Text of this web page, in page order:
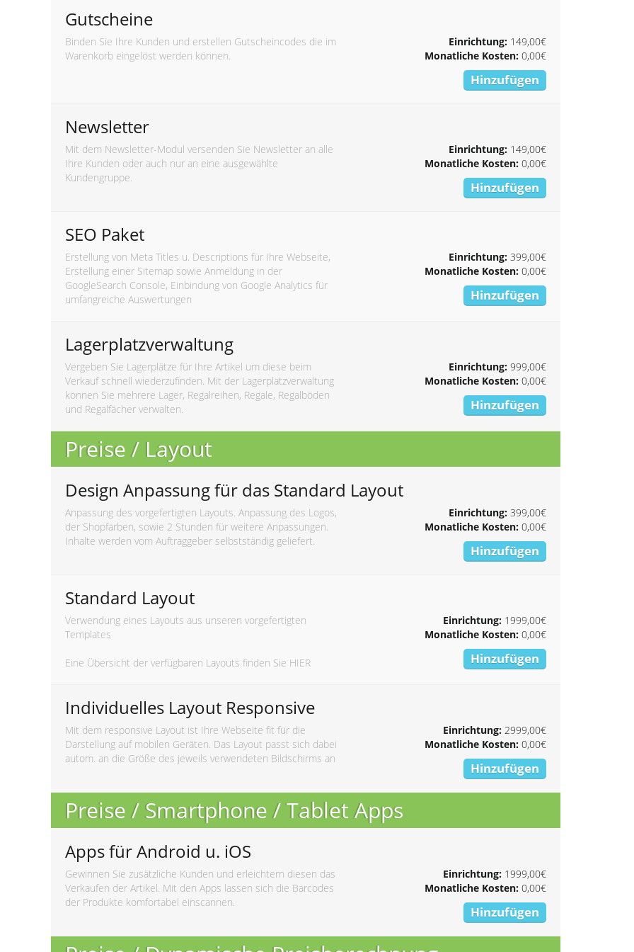
Gutscheine
Binden Sie Ihre Kunden und erstellen Gutscheincodes die im
Warenkorb eingelöst werden können.
Einrichtung:149,00€
Monatliche Kosten:0,00€
Hinzufügen
Newsletter
Mit dem Newsletter-Modul versenden Sie Newsletter an alle
Ihre Kunden oder auch nur an eine ausgewählte
Kundengruppe.
Einrichtung:149,00€
Monatliche Kosten:0,00€
Hinzufügen
SEO Paket
Erstellung von Meta Titles u. Descriptions für Ihre Webseite,
Erstellung einer Sitemap sowie Anmeldung in der
GoogleSearch Console, Einbindung von Google Analytics für
umfangreiche Auswertungen
Einrichtung:399,00€
Monatliche Kosten:0,00€
Hinzufügen
Lagerplatzverwaltung
Vergeben Sie Lagerplätze für Ihre Artikel um diese beim
Verkauf schnell wiederzufinden. Mit der Lagerplatzverwaltung
können Sie mehrere Lager, Regalreihen, Regale, Regalböden
und Regalfächer verwalten.
Einrichtung:999,00€
Monatliche Kosten:0,00€
Hinzufügen
Preise / Layout
Design Anpassung für das Standard Layout
Anpassung des vorgefertigten Layouts. Anpassung des Logos,
der Shopfarben, sowie 2 Stunden für weitere Anpassungen.
Inhalte werden vom Auftraggeber selbstständig geliefert.
Einrichtung:399,00€
Monatliche Kosten:0,00€
Hinzufügen
Standard Layout
Verwendung eines Layouts aus unseren vorgefertigten
Templates
Eine Übersicht der verfügbaren Layouts finden Sie HIER
Einrichtung:1999,00€
Monatliche Kosten:0,00€
Hinzufügen
Individuelles Layout Responsive
Mit dem responsive Layout ist Ihre Webseite fit für die
Darstellung auf mobilen Geräten. Das Layout passt sich dabei
autom. an die Größe des jeweils verwendeten Bildschirms an
Einrichtung:2999,00€
Monatliche Kosten:0,00€
Hinzufügen
Preise / Smartphone / Tablet Apps
Apps für Android u. iOS
Gewinnen Sie zusätzliche Kunden und erleichtern diesen das
Verkaufen der Artikel. Mit den Apps lassen sich die Barcodes
der Produkte komfortabel einscannen.
Einrichtung:1999,00€
Monatliche Kosten:0,00€
Hinzufügen